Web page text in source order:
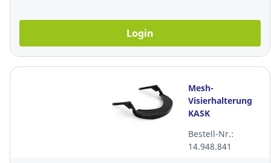
Login
Mesh-
Visierhalterung
KASK
WVI00005,
schwarz
Bestell-Nr.:
14.948.841